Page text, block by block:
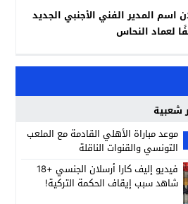
اسم المدير الفني الأجنبي الجديد
لعماد النحاس
شعبية
موعد مباراة الأهلي القادمة مع الملعب
التونسي والقنوات الناقلة
فيديو إليف كارا أرسلان الجنسي +18
شاهد سبب إيقاف الحكمة التركية!